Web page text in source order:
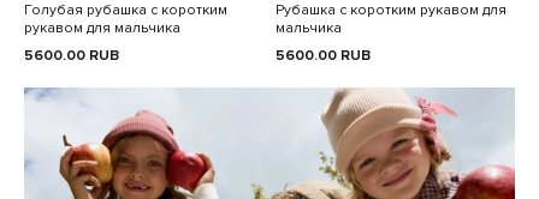
Голубая рубашка с коротким
рукавом для мальчика
5600.00 RUB
Рубашка с коротким рукавом для
мальчика
5600.00 RUB